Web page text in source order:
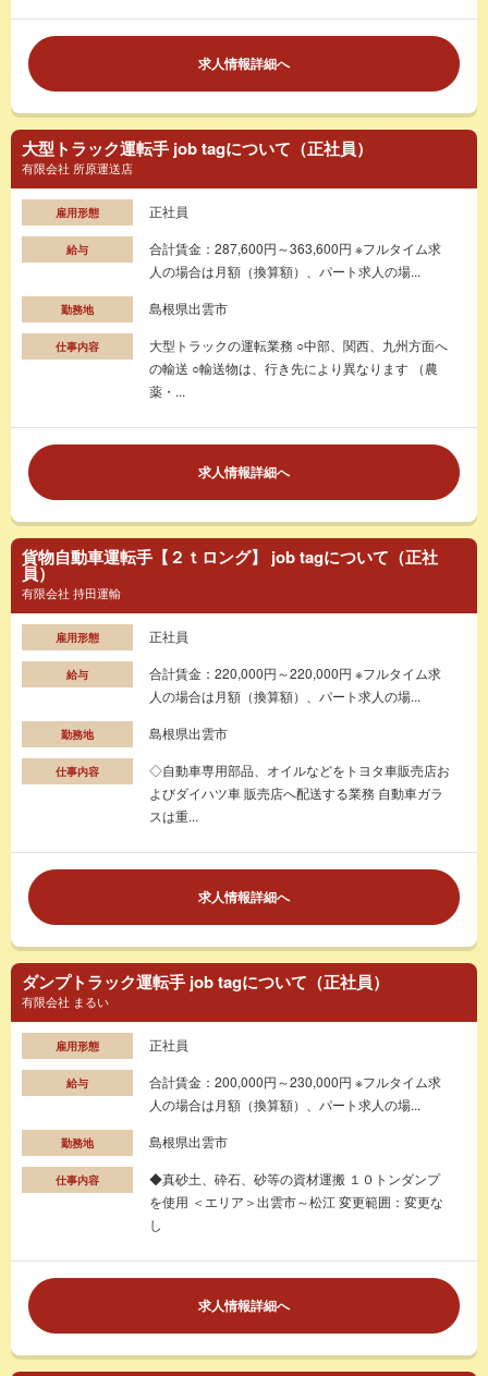
求人情報詳細へ
大型トラック運転手 job tagについて（正社員）
有限会社 所原運送店
雇用形態 正社員
給与
合計賃金：287,600円～363,600円 ※フルタイム求
人の場合は月額（換算額）、パート求人の場...
勤務地 島根県出雲市
仕事内容
大型トラックの運転業務 ○中部、関西、九州方面へ
の輸送 ○輸送物は、行き先により異なります （農
薬・...
求人情報詳細へ
貨物自動車運転手【２ｔロング】 job tagについて（正社
員）
有限会社 持田運輸
雇用形態 正社員
給与
合計賃金：220,000円～220,000円 ※フルタイム求
人の場合は月額（換算額）、パート求人の場...
勤務地 島根県出雲市
仕事内容
◇自動車専用部品、オイルなどをトヨタ車販売店お
よびダイハツ車 販売店へ配送する業務 自動車ガラ
スは重...
求人情報詳細へ
ダンプトラック運転手 job tagについて（正社員）
有限会社 まるい
雇用形態 正社員
給与
合計賃金：200,000円～230,000円 ※フルタイム求
人の場合は月額（換算額）、パート求人の場...
勤務地 島根県出雲市
仕事内容
◆真砂土、砕石、砂等の資材運搬 １０トンダンプ
を使用 ＜エリア＞出雲市～松江 変更範囲：変更な
し
求人情報詳細へ